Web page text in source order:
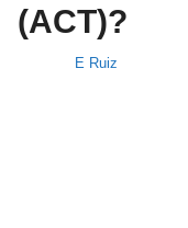
(ACT)?
E Ruiz